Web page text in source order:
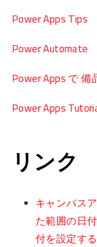
Power Apps Tips
Power Automate
Power Apps で 備
Power Apps
リンク
キャンバス
た範囲の日
付を設定す